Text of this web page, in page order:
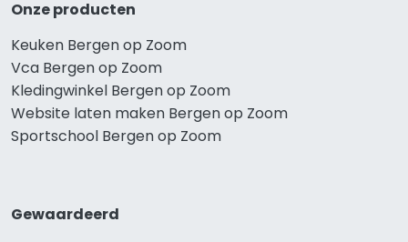
Onze producten
Keuken Bergen op Zoom
Vca Bergen op Zoom
Kledingwinkel Bergen op Zoom
Website laten maken Bergen op Zoom
Sportschool Bergen op Zoom
Gewaardeerd